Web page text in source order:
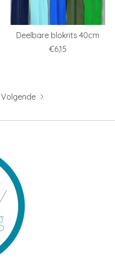
Deelbare blokrits 40cm
€6,15
Volgende